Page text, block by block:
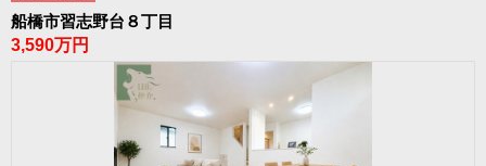
船橋市習志野台８丁目
3,590万円